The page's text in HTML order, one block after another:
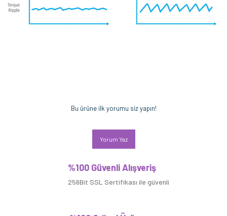
Bu ürüne ilk yorumu siz yapın!
Yorum Yaz
%100 Güvenli Alışveriş
256Bit SSL Sertifikası ile güvenli